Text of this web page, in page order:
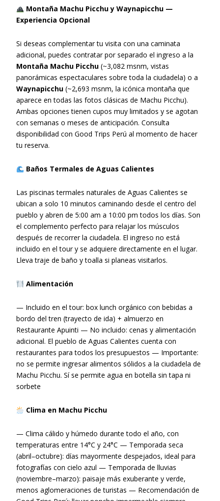
Montaña Machu Picchu y Waynapicchu —
Experiencia Opcional
Si deseas complementar tu visita con una caminata
adicional, puedes contratar por separado el ingreso a la
Montaña Machu Picchu (~3,082 msnm, vistas
panorámicas espectaculares sobre toda la ciudadela) o a
Waynapicchu (~2,693 msnm, la icónica montaña que
aparece en todas las fotos clásicas de Machu Picchu).
Ambas opciones tienen cupos muy limitados y se agotan
con semanas o meses de anticipación. Consulta
disponibilidad con Good Trips Perú al momento de hacer
tu reserva.
Baños Termales de Aguas Calientes
Las piscinas termales naturales de Aguas Calientes se
ubican a solo 10 minutos caminando desde el centro del
pueblo y abren de 5:00 am a 10:00 pm todos los días. Son
el complemento perfecto para relajar los músculos
después de recorrer la ciudadela. El ingreso no está
incluido en el tour y se adquiere directamente en el lugar.
Lleva traje de baño y toalla si planeas visitarlos.
Alimentación
— Incluido en el tour: box lunch orgánico con bebidas a
bordo del tren (trayecto de ida) + almuerzo en
Restaurante Apuinti — No incluido: cenas y alimentación
adicional. El pueblo de Aguas Calientes cuenta con
restaurantes para todos los presupuestos — Importante:
no se permite ingresar alimentos sólidos a la ciudadela de
Machu Picchu. Sí se permite agua en botella sin tapa ni
sorbete
Clima en Machu Picchu
— Clima cálido y húmedo durante todo el año, con
temperaturas entre 14°C y 24°C — Temporada seca
(abril–octubre): días mayormente despejados, ideal para
fotografías con cielo azul — Temporada de lluvias
(noviembre–marzo): paisaje más exuberante y verde,
menos aglomeraciones de turistas — Recomendación de